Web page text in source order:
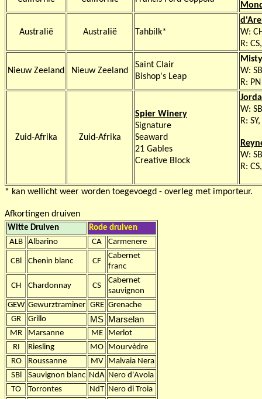
Australië Australië Tahbilk*
W:
R:
Nieuw Zeeland Nieuw Zeeland
Saint Clair
Bishop's Leap
W:
R: PN
Zuid-Afrika Zuid-Afrika
Spier Winery
Signature
Seaward
21 Gables
Creative Block
W:
R:
W:
R:
* kan wellicht weer worden toegevoegd - overleg met importeur.
Afkortingen druiven
Witte Druiven
Rode druiven
ALB Albarino CA Carmenere
CBl Chenin blanc CF
Cabernet
franc
CH Chardonnay CS
Cabernet
sauvignon
GEW Gewurztraminer GRE Grenache
GR
Grillo MS Marselan
MR Marsanne ME
Merlot
RI
Riesling MO Mourvèdre
RO
Roussanne MV
Malvaia Nera
SBl
Sauvignon blanc NdA Nero d'Avola
TO
Torrontes NdT Nero di Troia